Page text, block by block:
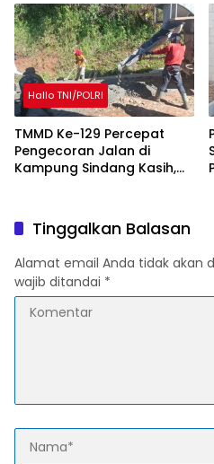
Hunian Warga
Hallo TNI/POLRI
TMMD Ke-129 Percepat
Pengecoran Jalan di
Kampung Sindang Kasih,
Tinggalkan Balasan
Alamat email Anda tidak akan
wajib ditandai *